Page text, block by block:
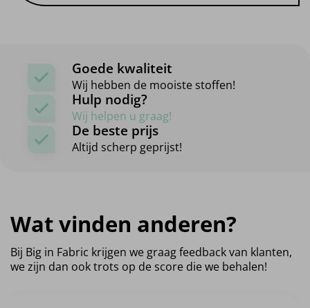
Goede kwaliteit
Wij hebben de mooiste stoffen!
Hulp nodig?
Wij helpen u graag!
De beste prijs
Altijd scherp geprijst!
Wat vinden anderen?
Bij Big in Fabric krijgen we graag feedback van klanten,
we zijn dan ook trots op de score die we behalen!